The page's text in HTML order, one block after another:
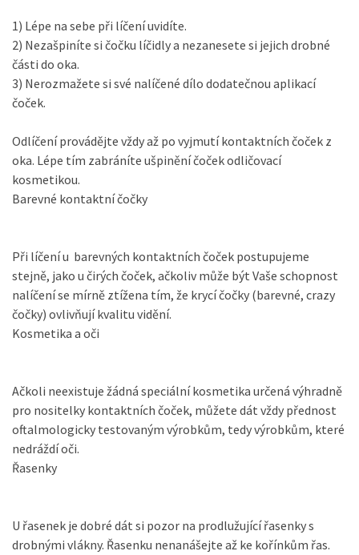
1) Lépe na sebe při líčení uvidíte.
2) Nezašpiníte si čočku líčidly a nezanesete si jejich drobné
části do oka.
3) Nerozmažete si své nalíčené dílo dodatečnou aplikací
čoček.
Odlíčení provádějte vždy až po vyjmutí kontaktních čoček z
oka. Lépe tím zabráníte ušpinění čoček odličovací
kosmetikou.
Barevné kontaktní čočky
Při líčení u barevných kontaktních čoček postupujeme
stejně, jako u čirých čoček, ačkoliv může být Vaše schopnost
nalíčení se mírně ztížena tím, že krycí čočky (barevné, crazy
čočky) ovlivňují kvalitu vidění.
Kosmetika a oči
Ačkoli neexistuje žádná speciální kosmetika určená výhradně
pro nositelky kontaktních čoček, můžete dát vždy přednost
oftalmologicky testovaným výrobkům, tedy výrobkům, které
nedráždí oči.
Řasenky
U řasenek je dobré dát si pozor na prodlužující řasenky s
drobnými vlákny. Řasenku nenanášejte až ke kořínkům řas.